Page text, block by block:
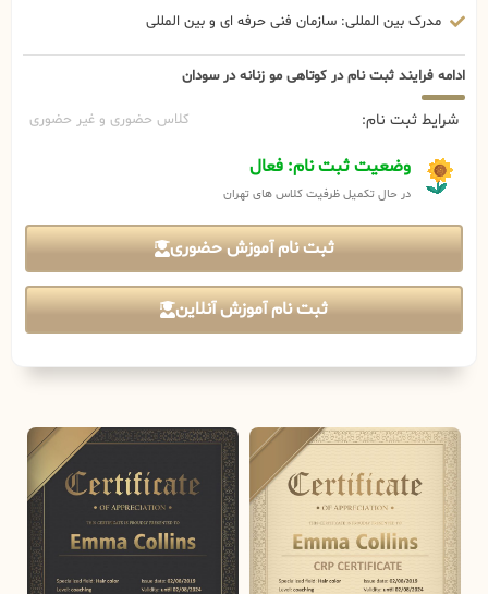
مدرک بین المللی: سازمان فنی حرفه ای و بین المللی
ادامه فرایند ثبت نام در کوتاهی مو زنانه در سودان
شرایط ثبت نام: کلاس حضوری و غیر حضوری
وضعیت ثبت نام: فعال
در حال تکمیل ظرفیت کلاس های تهران
ثبت نام آموزش حضوری
ثبت نام آموزش آنلاین